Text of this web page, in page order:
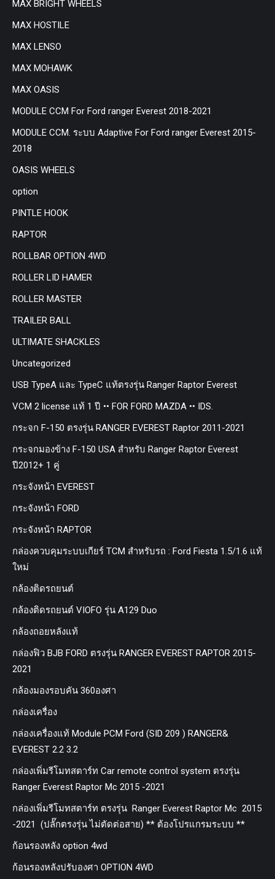
MAX BRIGHT WHEELS
MAX HOSTILE
MAX LENSO
MAX MOHAWK
MAX OASIS
MODULE CCM For Ford ranger Everest 2018-2021
MODULE CCM. ระบบ Adaptive For Ford ranger Everest 2015-
2018
OASIS WHEELS
option
PINTLE HOOK
RAPTOR
ROLLBAR OPTION 4WD
ROLLER LID HAMER
ROLLER MASTER
TRAILER BALL
ULTIMATE SHACKLES
Uncategorized
USB TypeA และ TypeC แท้ตรงรุ่น Ranger Raptor Everest
VCM 2 license แท้ 1 ปี •• FOR FORD MAZDA •• IDS.
กระจก F-150 ตรงรุ่น RANGER EVEREST Raptor 2011-2021
กระจกมองข้าง F-150 USA สำหรับ Ranger Raptor Everest
ปี2012+ 1 คู่
กระจังหน้า EVEREST
กระจังหน้า FORD
กระจังหน้า RAPTOR
กล่องควบคุมระบบเกียร์ TCM สำหรับรถ : Ford Fiesta 1.5/1.6 แท้
ใหม่
กล้องติดรถยนต์
กล้องติดรถยนต์ VIOFO รุ่น A129 Duo
กล้องถอยหลังแท้
กล่องฟิว BJB FORD ตรงรุ่น RANGER EVEREST RAPTOR 2015-
2021
กล้องมองรอบคัน 360องศา
กล่องเครื่อง
กล่องเครื่องแท้ Module PCM Ford (SID 209 ) RANGER&
EVEREST 2.2 3.2
กล่องเพิ่มรีโมทสตาร์ท Car remote control system ตรงรุ่น
Ranger Everest Raptor Mc 2015 -2021
กล่องเพิ่มรีโมทสตาร์ท ตรงรุ่น Ranger Everest Raptor Mc 2015
-2021 (ปลั๊กตรงรุ่น ไม่ตัดต่อสาย) ** ต้องโปรแกรมระบบ **
ก้อนรองหลัง option 4wd
ก้อนรองหลังปรับองศา OPTION 4WD